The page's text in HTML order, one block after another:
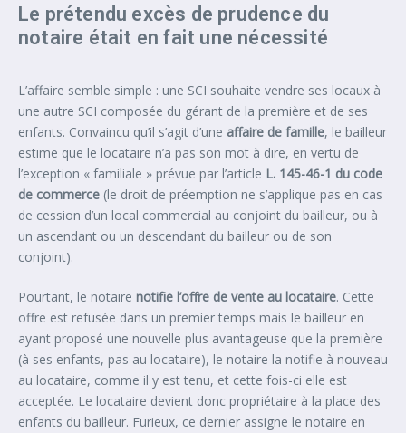
Le prétendu excès de prudence du
notaire était en fait une nécessité
L’affaire semble simple : une SCI souhaite vendre ses locaux à
une autre SCI composée du gérant de la première et de ses
enfants. Convaincu qu’il s’agit d’une affaire de famille, le bailleur
estime que le locataire n’a pas son mot à dire, en vertu de
l’exception « familiale » prévue par l’article L. 145-46-1 du code
de commerce (le droit de préemption ne s’applique pas en cas
de cession d’un local commercial au conjoint du bailleur, ou à
un ascendant ou un descendant du bailleur ou de son
conjoint).
Pourtant, le notaire notifie l’offre de vente au locataire. Cette
offre est refusée dans un premier temps mais le bailleur en
ayant proposé une nouvelle plus avantageuse que la première
(à ses enfants, pas au locataire), le notaire la notifie à nouveau
au locataire, comme il y est tenu, et cette fois-ci elle est
acceptée. Le locataire devient donc propriétaire à la place des
enfants du bailleur. Furieux, ce dernier assigne le notaire en